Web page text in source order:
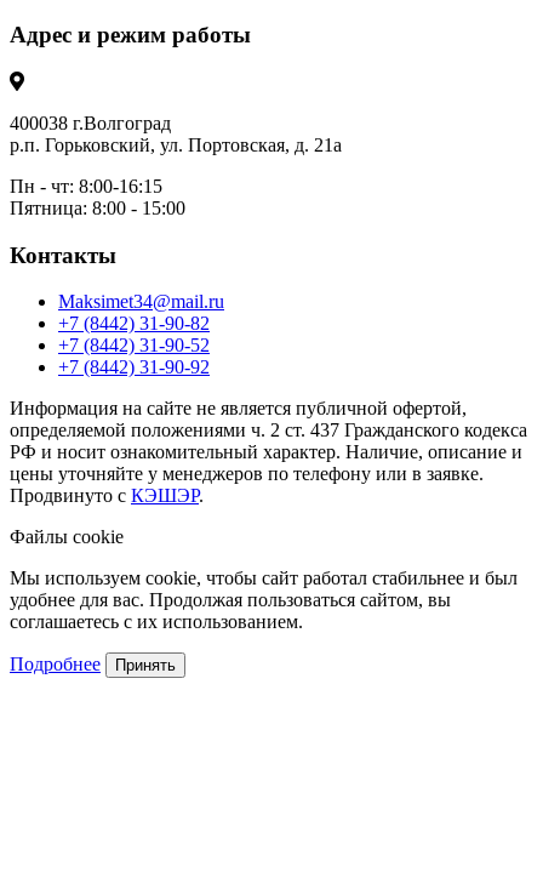
Адрес и режим работы
400038 г.Волгоград
р.п. Горьковский, ул. Портовская, д. 21а
Пн - чт: 8:00-16:15
Пятница: 8:00 - 15:00
Контакты
Maksimet34@mail.ru
+7 (8442) 31-90-82
+7 (8442) 31-90-52
+7 (8442) 31-90-92
Информация на сайте не является публичной офертой,
определяемой положениями ч. 2 ст. 437 Гражданского кодекса
РФ и носит ознакомительный характер. Наличие, описание и
цены уточняйте у менеджеров по телефону или в заявке.
Продвинуто с КЭШЭР.
Файлы cookie
Мы используем cookie, чтобы сайт работал стабильнее и был
удобнее для вас. Продолжая пользоваться сайтом, вы
соглашаетесь с их использованием.
Подробнее Принять